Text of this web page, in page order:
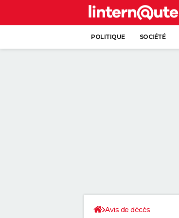
POLITIQUE SOCIÉTÉ
Avis de décès